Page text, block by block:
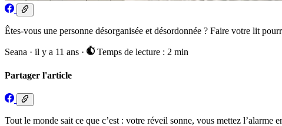
Êtes-vous une personne désorganisée et désordonnée ? Faire votre lit
Seana · il y a 11 ans · Temps de lecture : 2 min
Partager l'article
Tout le monde sait ce que c’est : votre réveil sonne, vous mettez